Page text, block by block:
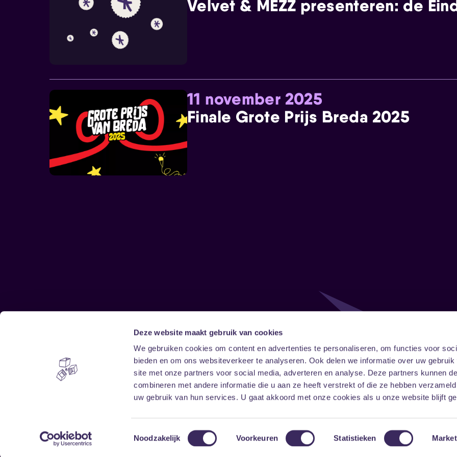
Deze website maakt gebruik van cookies
We gebruiken cookies om content en advertenties te personaliseren, om functies voor
bieden en om ons websiteverkeer te analyseren. Ook delen we informatie over uw gebruik
site met onze partners voor social media, adverteren en analyse. Deze partners kunnen
combineren met andere informatie die u aan ze heeft verstrekt of die ze hebben
uw gebruik van hun services. U gaat akkoord met onze cookies als u onze website blijft
Toestemmingsselectie
Noodzakelijk Voorkeuren Statistieken
Velvet & MEZZ presenteren: de
11 november 2025
Finale Grote Prijs Breda 2025
Home
Vrijwilligers
Disclaimer
Toegankelijkheid
Privacy & cookies
Follow
FacebookInstagramLinkedIn
Onze